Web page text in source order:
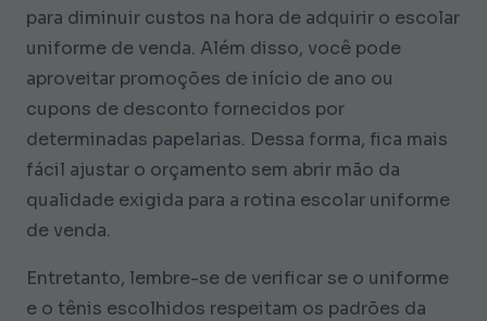
para diminuir custos na hora de adquirir o escolar
uniforme de venda. Além disso, você pode
aproveitar promoções de início de ano ou
cupons de desconto fornecidos por
determinadas papelarias. Dessa forma, fica mais
fácil ajustar o orçamento sem abrir mão da
qualidade exigida para a rotina escolar uniforme
de venda.
Entretanto, lembre-se de verificar se o uniforme
e o tênis escolhidos respeitam os padrões da